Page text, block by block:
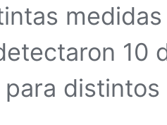
10